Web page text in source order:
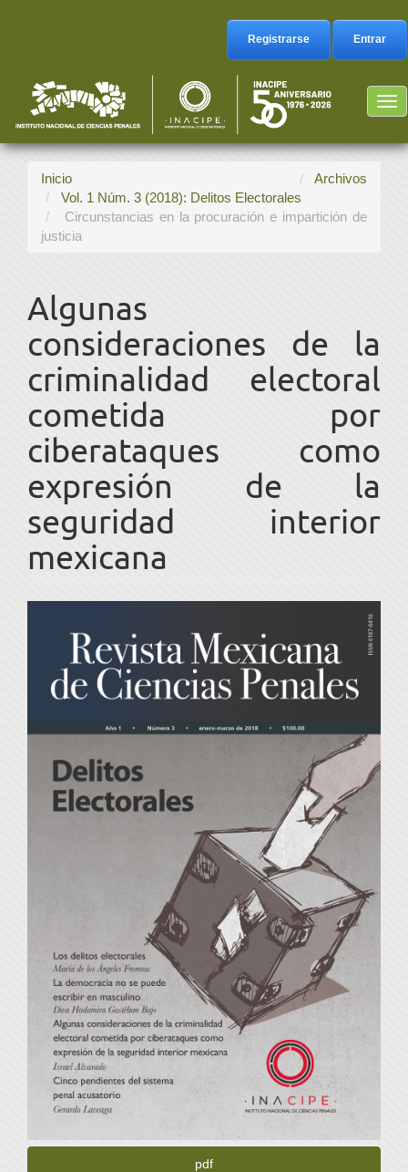
Barra
lateral
Registrarse Entrar
Inicio
Archivos
Vol. 1 Núm. 3 (2018): Delitos Electorales
Circunstancias en la procuración e impartición de
justicia
Algunas
consideraciones de la
criminalidad electoral
cometida por
ciberataques como
expresión de la
seguridad interior
mexicana
lateral
del
artículo
pdf